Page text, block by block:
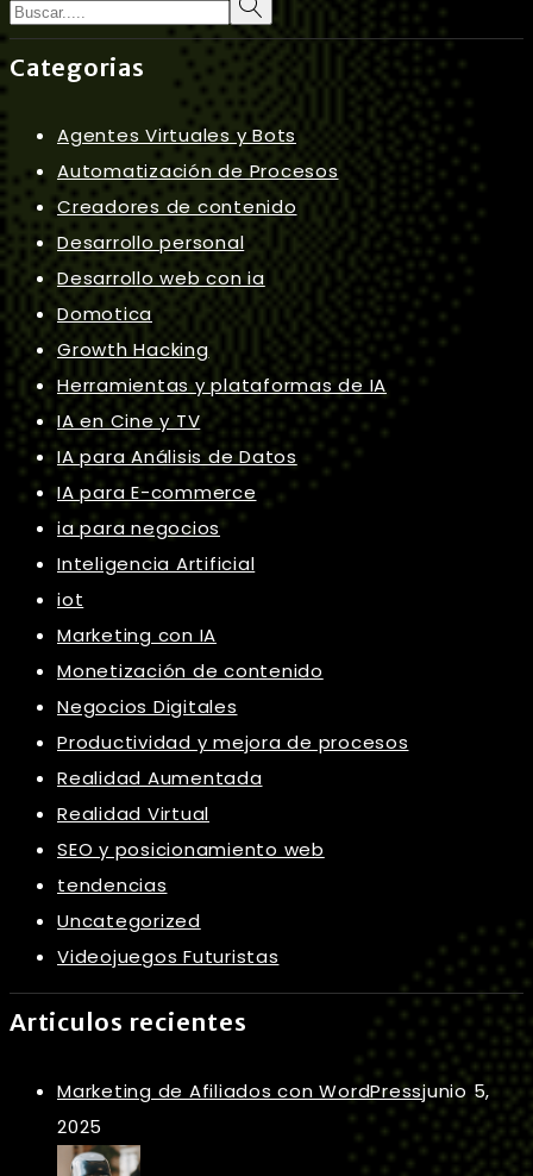
Categorias
Agentes Virtuales y Bots
Automatización de Procesos
Creadores de contenido
Desarrollo personal
Desarrollo web con ia
Domotica
Growth Hacking
Herramientas y plataformas de IA
IA en Cine y TV
IA para Análisis de Datos
IA para E-commerce
ia para negocios
Inteligencia Artificial
iot
Marketing con IA
Monetización de contenido
Negocios Digitales
Productividad y mejora de procesos
Realidad Aumentada
Realidad Virtual
SEO y posicionamiento web
tendencias
Uncategorized
Videojuegos Futuristas
Articulos recientes
Marketing de Afiliados con WordPressjunio 5,
2025